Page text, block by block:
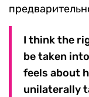
I think the
be taken
feels about
unilaterally